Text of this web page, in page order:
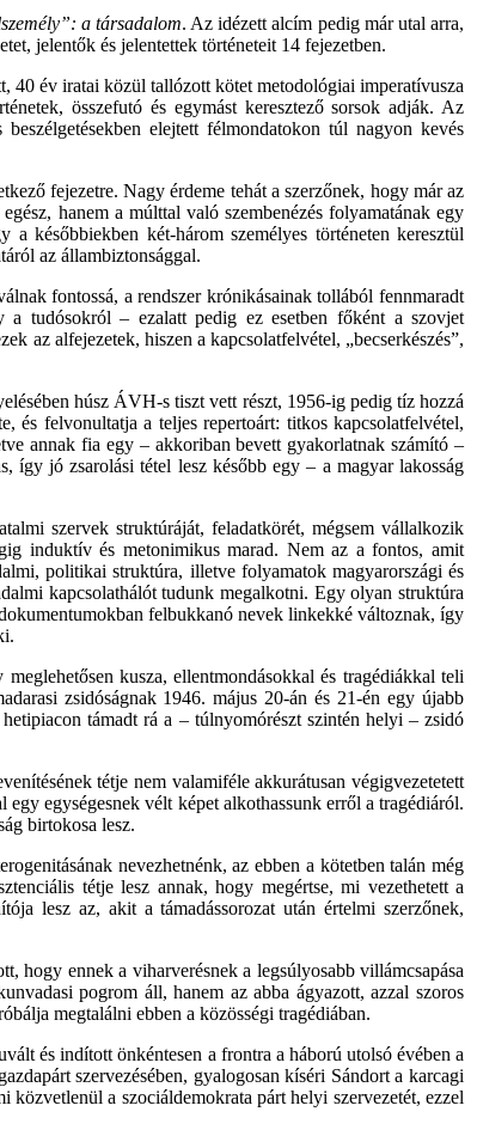
: a társadalom. Az idézett alcím pedig már utal arra,
, jelentők és jelentettek történeteit 14 fejezetben.
, 40 év iratai közül tallózott kötet metodológiai imperatívusza
,összefutó és egymást keresztező sorsok adják. Az
beszélgetésekben elejtett félmondatokon túl nagyon kevés
fejezetre.Nagy érdeme tehátaszerzőnek, hogy már az
egész, hanema múlttal való szembenézés folyamatának egy
a későbbiekben két-három személyes történeten keresztül
az állambiztonsággal.
fontossá, a rendszer krónikásainak tollából fennmaradt
a tudósokról – ezalattpedig ez esetben főkénta szovjet
azalfejezetek, hiszen a kapcsolatfelvétel, „becserkészés”,
húsz ÁVH-s tiszt vett részt, 1956-ig pedigtíz hozzá
és felvonultatja a teljes repertoárt: titkos kapcsolatfelvétel,
annak fia egy– akkoriban bevett gyakorlatnak számító –
így jó zsarolási tétel lesz későbbegy – a magyar lakosság
szervek struktúráját, feladatkörét, mégsem vállalkozik
induktív és metonimikus marad. Nem az a fontos, amit
politikai struktúra, illetve folyamatok magyarországi és
kapcsolathálót tudunk megalkotni. Egy olyan struktúra
felbukkanó nevek linkekké változnak, így
kusza, ellentmondásokkal és tragédiákkal teli
zsidóságnak 1946. május 20-án és 21-én egy újabb
támadt rá a – túlnyomórészt szintén helyi – zsidó
tétje nem valamiféle akkurátusan végigvezetetett
egységesnek vélt képet alkothassunk erről a tragédiáról.
birtokosa lesz.
nevezhetnénk, az ebben a kötetben talán még
tétje lesz annak, hogy megértse, mi vezethetett a
lesz az, akit a támadássorozat után értelmi szerzőnek,
hogy ennek a viharverésnek a legsúlyosabb villámcsapása
pogrom áll, hanem az abba ágyazott, azzal szoros
megtalálni ebben a közösségi tragédiában.
és indított önkéntesen a frontra a háború utolsó évében a
szervezésében, gyalogosan kíséri Sándort a karcagi
közvetlenül a szociáldemokrata párt helyi szervezetét, ezzel